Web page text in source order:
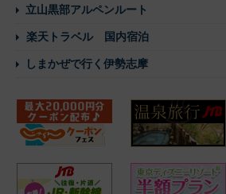
立山黒部アルペンルート
楽天トラベル 国内宿泊
しまかぜで行く伊勢志摩